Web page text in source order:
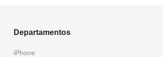
Departamentos
iPhone